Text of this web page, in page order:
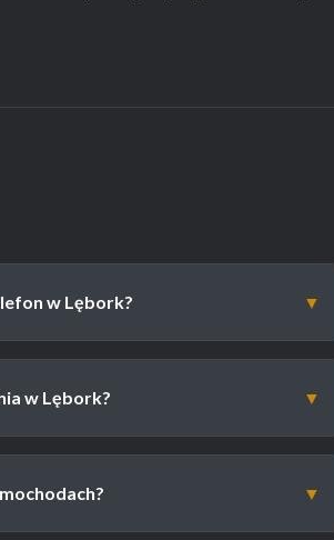
w Lębork? ▼
w Lębork? ▼
▼